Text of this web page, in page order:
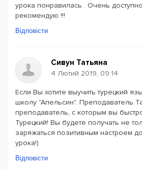
урока понравилась . Очень
рекомендую !!!
Відповісти
Сивун Татьяна
4 Лютий 2019, 09:14
Если Вы хотите выучить турецкий
школу "Апельсин". Преподаватель
преподаватель, с которым вы
Турецкий! Вы будете получать не
заряжаться позитивным настроем
урока!)
Відповісти